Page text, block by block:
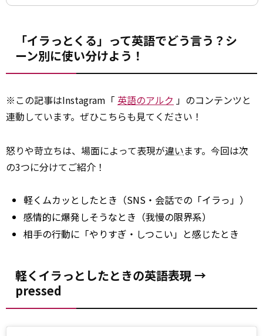
「イラっとくる」って英語でどう言う？シ
ーン別に使い分けよう！
※この記事はInstagram「 英語のアルク 」のコンテンツと
連動しています。ぜひこちらも見てください！
怒りや苛立ちは、場面によって表現が違います。今回は次
の3つに分けてご紹介！
軽くムカッとしたとき（SNS・会話での「イラっ」）
感情的に爆発しそうなとき（我慢の限界系）
相手の行動に「やりすぎ・しつこい」と感じたとき
軽くイラっとしたときの英語表現 →
pressed